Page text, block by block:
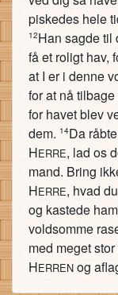
piskedes hele
12Han sagde til
få et roligt hav,
at I er i denne
for at nå
for havet blev
dem. 14Da
HERRE, lad os
mand. Bring
HERRE, hvad
og kastede
voldsomme
med meget
HERREN og